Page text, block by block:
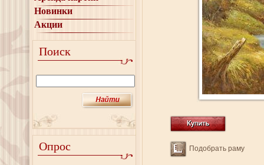
Новинки
Акции
Поиск
Опрос Подобрать раму